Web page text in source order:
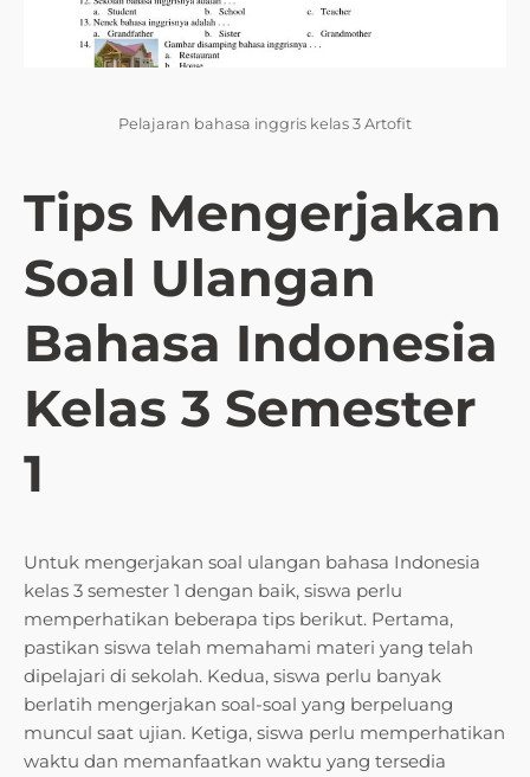
Pelajaran bahasa inggris kelas 3 Artofit
Tips Mengerjakan
Soal Ulangan
Bahasa Indonesia
Kelas 3 Semester
1
Untuk mengerjakan soal ulangan bahasa Indonesia
kelas 3 semester 1 dengan baik, siswa perlu
memperhatikan beberapa tips berikut. Pertama,
pastikan siswa telah memahami materi yang telah
dipelajari di sekolah. Kedua, siswa perlu banyak
berlatih mengerjakan soal-soal yang berpeluang
muncul saat ujian. Ketiga, siswa perlu memperhatikan
waktu dan memanfaatkan waktu yang tersedia